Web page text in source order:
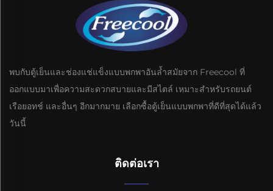
พบกับตู้เย็นและช่องแช่แข็งแบบพกพาอันล้ำสมัยจาก Freecool ที่
ออกแบบมาเพื่อความสะดวกสบายและมีสไตล์ เหมาะสำหรับรถยนต์
เรือยอทช์ และอื่นๆ อีกมากมาย เลือกซื้อตู้เย็นแบบพกพาที่ดีที่สุดได้แล้ว
วันนี้
ติดต่อเรา